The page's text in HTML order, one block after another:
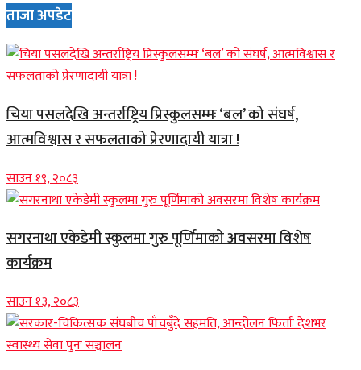
ताजा अपडेट
चिया पसलदेखि अन्तर्राष्ट्रिय प्रिस्कुलसम्मः ‘बल’ को संघर्ष,
आत्मविश्वास र सफलताको प्रेरणादायी यात्रा !
साउन १९, २०८३
सगरनाथा एकेडेमी स्कुलमा गुरु पूर्णिमाको अवसरमा विशेष
कार्यक्रम
साउन १३, २०८३